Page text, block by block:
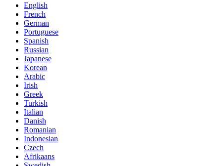
English
French
German
Portuguese
Spanish
Russian
Japanese
Korean
Arabic
Irish
Greek
Turkish
Italian
Danish
Romanian
Indonesian
Czech
Afrikaans